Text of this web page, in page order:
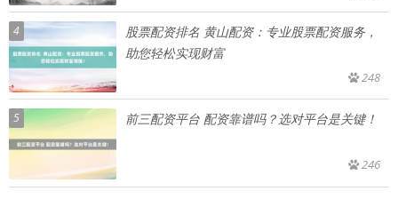
4
股票配资排名 黄山配资：专业股票配资服务，
助您轻松实现财富
248
5 前三配资平台 配资靠谱吗？选对平台是关键！
246